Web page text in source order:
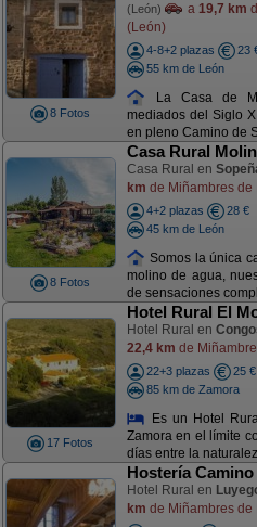
8 Fotos
(León) a 19,7 km
(León)
4-8+2 plazas
23
55 km de León
La Casa de
mediados del Siglo
en pleno Camino de
8 Fotos
Casa Rural
Casa Rural en
km de Miñambres de
4+2 plazas
28 €
45 km de León
Somos la única
molino de agua,
de sensaciones
17 Fotos
Hotel Rural El
Hotel Rural en
22,4 km de
22+3 plazas
25 €
85 km de Zamora
Es un Hotel
Zamora en el límite
días entre la
Hostería Camino
Hotel Rural en
km de Miñambres de